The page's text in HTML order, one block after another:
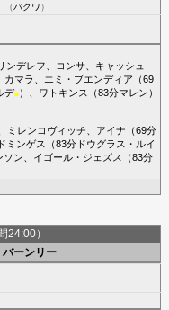
（バクワ）
ンデレフ コンサ、 キャッシュ
カマラ エミ・ブエンディア （69
デ■）、 ワトキンス （83分マレン ）
ミレンコヴィッチ アイナ （69分
ミンゲス （83分ドウグラス・ルイ
ソン イゴール・ジェズス
（83分
24:00）
バーンリー